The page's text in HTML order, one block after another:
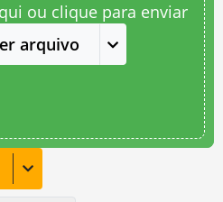
ou clique para enviar
arquivo